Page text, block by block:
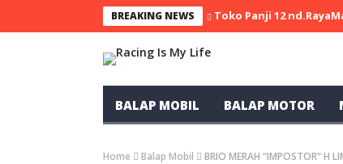
BREAKING NEWS Toko Panji 12
BALAP MOBIL BALAP MOTOR
Home Balap Mobil
BRIO MERAH “IMPOSTOR” H